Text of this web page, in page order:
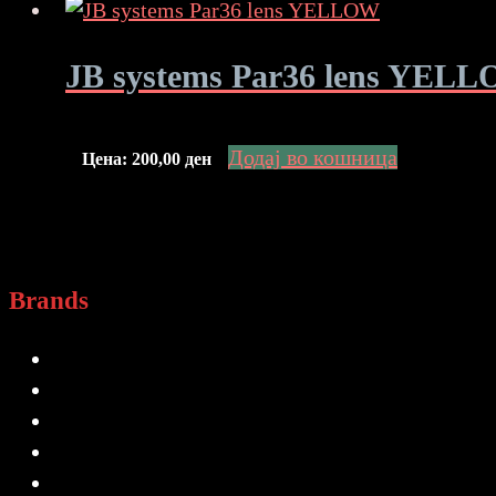
JB systems Par36 lens
Цена: 200,00 ден Додај во кошница
Brands